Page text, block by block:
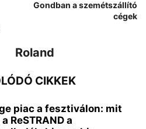
Gondban a szemétszállító
cégek
Roland
CIKKEK
piac a fesztiválon: mit
ReSTRAND a